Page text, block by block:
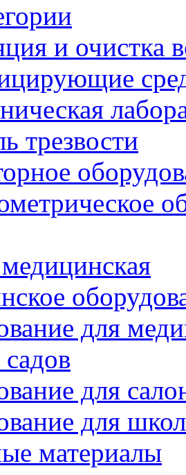
и очистка
трезвости
для
для
для
материалы